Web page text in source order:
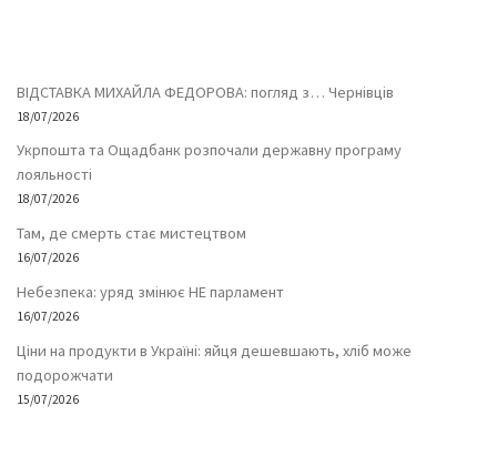
ВІДСТАВКА МИХАЙЛА ФЕДОРОВА: погляд з… Чернівців
18/07/2026
Укрпошта та Ощадбанк розпочали державну програму
лояльності
18/07/2026
Там, де смерть стає мистецтвом
16/07/2026
Небезпека: уряд змінює НЕ парламент
16/07/2026
Ціни на продукти в Україні: яйця дешевшають, хліб може
подорожчати
15/07/2026